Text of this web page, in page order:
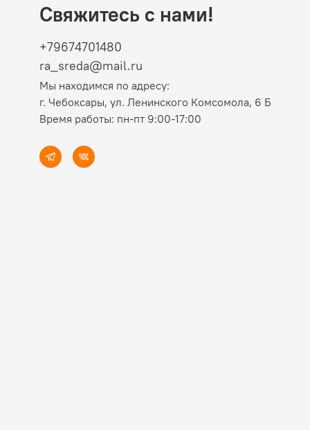
Свяжитесь с нами!
+79674701480
ra_sreda@mail.ru
Мы находимся по адресу:
г. Чебоксары, ул. Ленинского Комсомола, 6 Б
Время работы: пн-пт 9:00-17:00